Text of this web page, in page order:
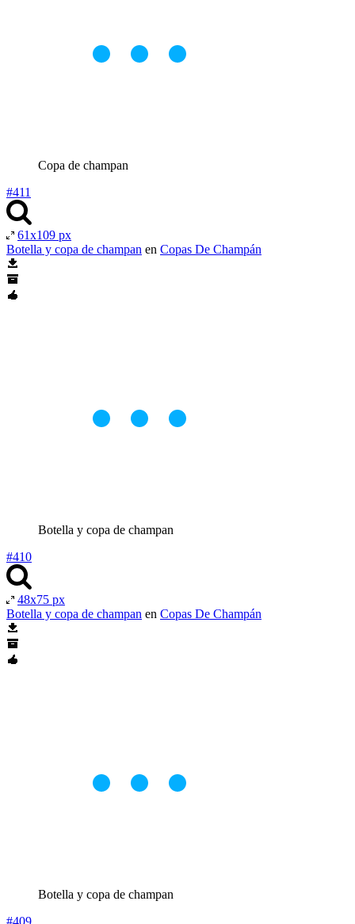
Copa de champan
#411
61x109 px
Botella y copa de champan en Copas De Champán
Botella y copa de champan
#410
48x75 px
Botella y copa de champan en Copas De Champán
Botella y copa de champan
#409